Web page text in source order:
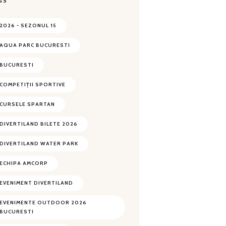
2026 - SEZONUL 15
AQUA PARC BUCURESTI
BUCURESTI
COMPETIȚII SPORTIVE
CURSELE SPARTAN
DIVERTILAND BILETE 2026
DIVERTILAND WATER PARK
ECHIPA AMCORP
EVENIMENT DIVERTILAND
EVENIMENTE OUTDOOR 2026
BUCURESTI